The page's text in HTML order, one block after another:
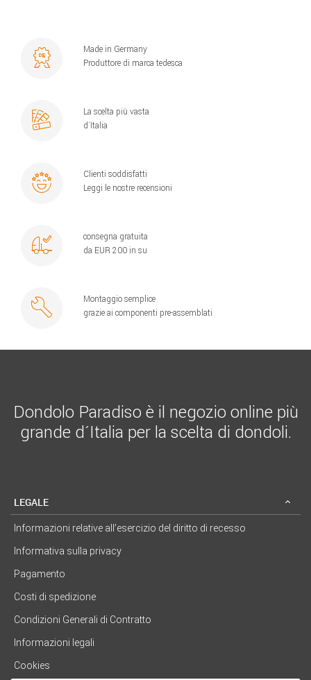
Made in Germany
Produttore di marca tedesca
La scelta più vasta
d´Italia
Clienti soddisfatti
Leggi le nostre recensioni
consegna gratuita
da EUR 200 in su
Montaggio semplice
grazie ai componenti pre-assemblati
Dondolo Paradiso è il negozio online più
grande d´Italia per la scelta di dondoli.
LEGALE
Informazioni relative all’esercizio del diritto di recesso
Informativa sulla privacy
Pagamento
Costi di spedizione
Condizioni Generali di Contratto
Informazioni legali
Cookies